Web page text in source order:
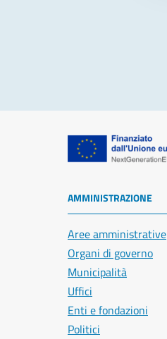
AMMINISTRAZIONE
Aree amministrative
Organi di governo
Municipalità
Uffici
Enti e fondazioni
Politici